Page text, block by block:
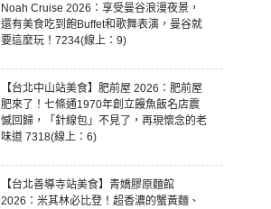
Noah Cruise 2026：享受曼谷浪漫夜景，
還有美食吃到飽Buffet和歌舞表演，曼谷就
要這麼玩！7234(線上：9)
【台北中山站美食】肥前屋 2026：肥前屋
肥來了！七條通1970年創立饅魚飯名店震
憾回歸，「針線包」不見了，再現懷念的老
味道 7318(線上：6)
【台北善導寺站美食】青嬌膠原麵館
2026：米其林必比登！超香濃的蟹黃麵、